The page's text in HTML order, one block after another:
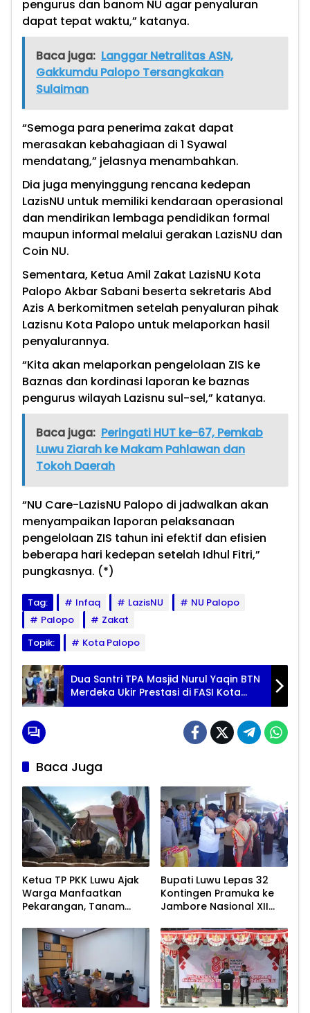
pengurus dan banom NU agar penyaluran
dapat tepat waktu,” katanya.
Baca juga: Langgar Netralitas ASN,
Gakkumdu Palopo Tersangkakan
Sulaiman
“Semoga para penerima zakat dapat
merasakan kebahagiaan di 1 Syawal
mendatang,” jelasnya menambahkan.
Dia juga menyinggung rencana kedepan
LazisNU untuk memiliki kendaraan operasional
dan mendirikan lembaga pendidikan formal
maupun informal melalui gerakan LazisNU dan
Coin NU.
Sementara, Ketua Amil Zakat LazisNU Kota
Palopo Akbar Sabani beserta sekretaris Abd
Azis A berkomitmen setelah penyaluran pihak
Lazisnu Kota Palopo untuk melaporkan hasil
penyalurannya.
“Kita akan melaporkan pengelolaan ZIS ke
Baznas dan kordinasi laporan ke baznas
pengurus wilayah Lazisnu sul-sel,” katanya.
Baca juga: Peringati HUT ke-67, Pemkab
Luwu Ziarah ke Makam Pahlawan dan
Tokoh Daerah
“NU Care-LazisNU Palopo di jadwalkan akan
menyampaikan laporan pelaksanaan
pengelolaan ZIS tahun ini efektif dan efisien
beberapa hari kedepan setelah Idhul Fitri,”
pungkasnya. (*)
Tag: Infaq LazisNU
NU Palopo
Palopo
Zakat
Topik:
Kota Palopo
Dua Santri TPA Masjid Nurul Yaqin BTN
Merdeka Ukir Prestasi di FASI Kota
Palopo
Baca Juga
Ketua TP PKK Luwu Ajak
Warga Manfaatkan
Pekarangan, Tanam
Stunting
Bupati Luwu Lepas 32
Kontingen Pramuka ke
Jambore Nasional XII